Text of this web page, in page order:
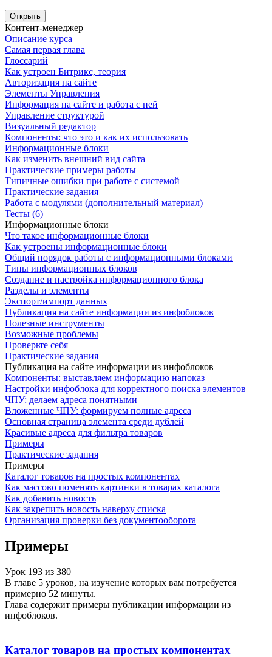
Открыть
Контент-менеджер
Описание курса
Самая первая глава
Глоссарий
Как устроен Битрикс, теория
Авторизация на сайте
Элементы Управления
Информация на сайте и работа с ней
Управление структурой
Визуальный редактор
Компоненты: что это и как их использовать
Информационные блоки
Как изменить внешний вид сайта
Практические примеры работы
Типичные ошибки при работе с системой
Практические задания
Работа с модулями (дополнительный материал)
Тесты (6)
Информационные блоки
Что такое информационные блоки
Как устроены информационные блоки
Общий порядок работы с информационными блоками
Типы информационных блоков
Создание и настройка информационного блока
Разделы и элементы
Экспорт/импорт данных
Публикация на сайте информации из инфоблоков
Полезные инструменты
Возможные проблемы
Проверьте себя
Практические задания
Публикация на сайте информации из инфоблоков
Компоненты: выставляем информацию напоказ
Настройки инфоблока для корректного поиска элементов
ЧПУ: делаем адреса понятными
Вложенные ЧПУ: формируем полные адреса
Основная страница элемента среди дублей
Красивые адреса для фильтра товаров
Примеры
Практические задания
Примеры
Каталог товаров на простых компонентах
Как массово поменять картинки в товарах каталога
Как добавить новость
Как закрепить новость наверху списка
Организация проверки без документооборота
Примеры
Урок 193 из 380
В главе 5 уроков, на изучение которых вам потребуется
примерно 52 минуты.
Глава содержит примеры публикации информации из
инфоблоков.
Каталог товаров на простых компонентах